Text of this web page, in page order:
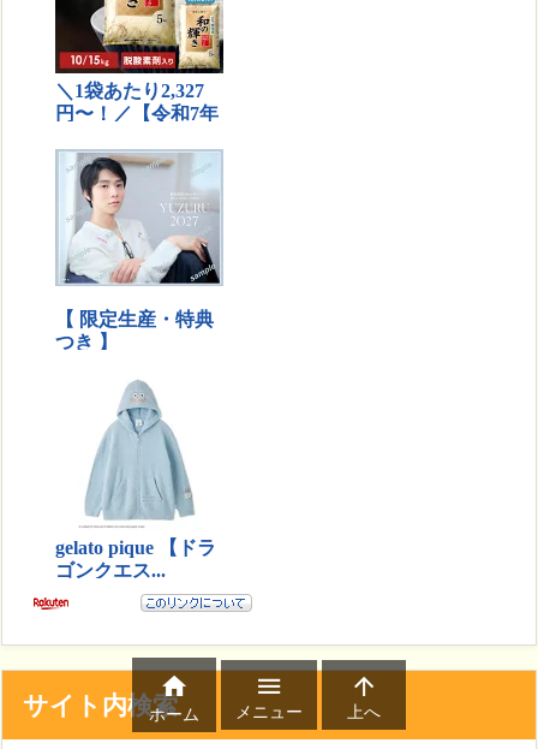
サイト内検索

ホーム

メニュー

上へ